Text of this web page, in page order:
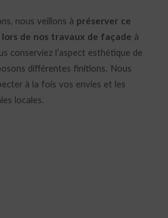
nous veillons à préserver ce
de nos travaux de façade à
conserviez l’aspect esthétique de
différentes finitions. Nous
à la fois vos envies et les
locales.